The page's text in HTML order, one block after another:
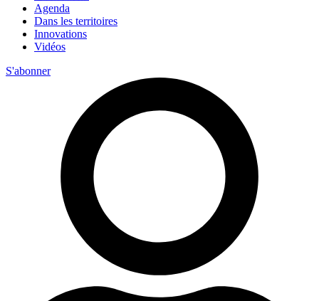
Agenda
Dans les territoires
Innovations
Vidéos
S'abonner